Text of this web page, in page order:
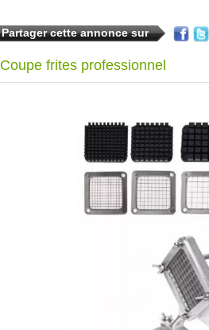
Partager cette annonce sur
Coupe frites professionnel